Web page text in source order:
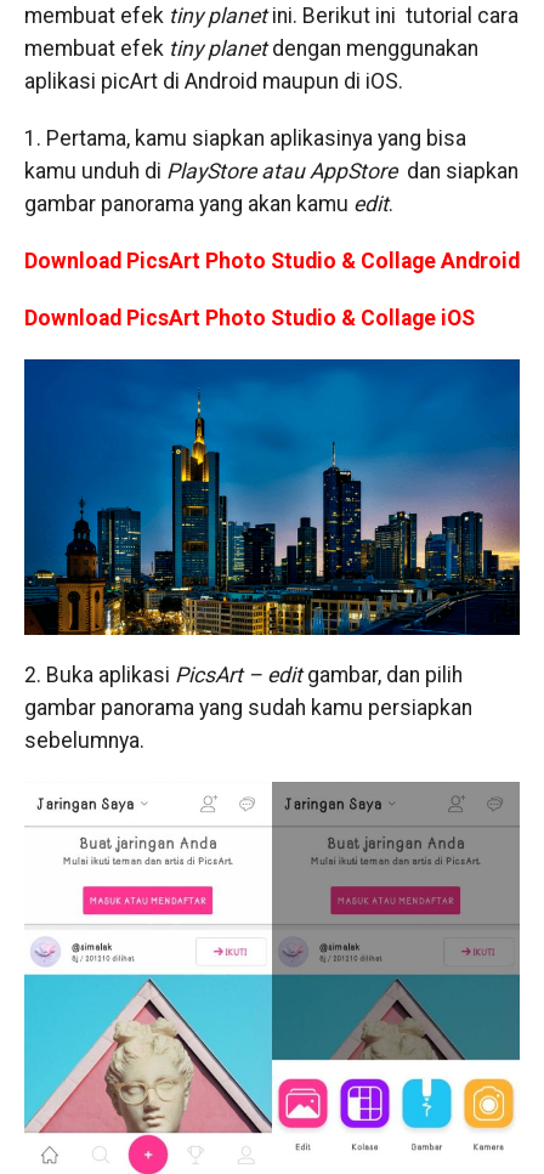
membuat efek tiny planetini. Berikut ini tutorial cara
membuat efek tiny planetdengan menggunakan
aplikasi picArt di Android maupun di iOS.
1. Pertama, kamu siapkan aplikasinya yang bisa
kamu unduh di PlayStore atau AppStore dan siapkan
gambar panorama yang akan kamu edit.
Download PicsArt Photo Studio & Collage Android
Download PicsArt Photo Studio & Collage iOS
2. Buka aplikasi PicsArt – editgambar, dan pilih
gambar panorama yang sudah kamu persiapkan
sebelumnya.